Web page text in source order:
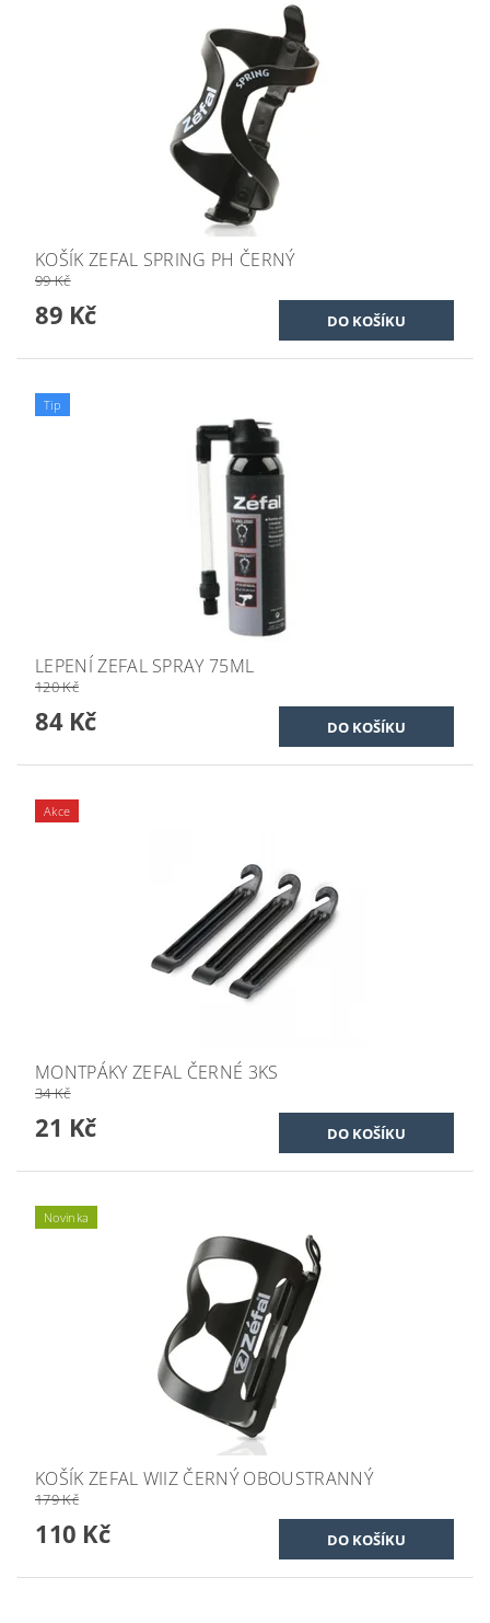
KOŠÍK ZEFAL SPRING PH ČERNÝ
99 Kč
89 Kč
Tip
LEPENÍ ZEFAL SPRAY 75ML
120 Kč
84 Kč
Akce
MONTPÁKY ZEFAL ČERNÉ 3KS
34 Kč
21 Kč
Novinka
KOŠÍK ZEFAL WIIZ ČERNÝ OBOUSTRANNÝ
179 Kč
110 Kč